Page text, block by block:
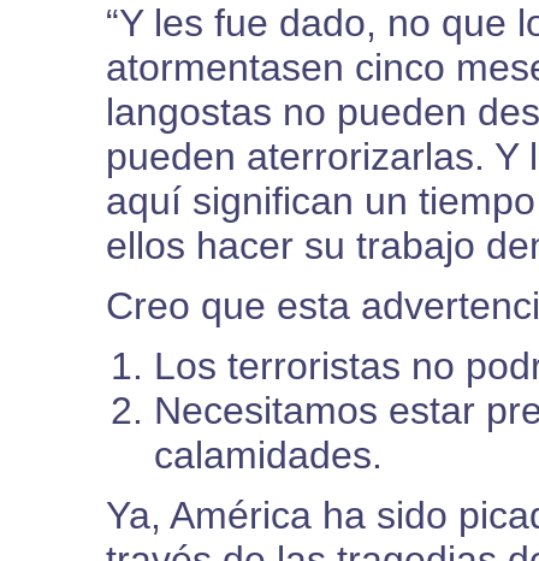
“Y les fue dado, no que
atormentasen cinco
langostas no pueden
pueden aterrorizarlas. Y
aquí significan un
ellos hacer su trabajo
Creo que esta
Los terroristas no
Necesitamos estar
calamidades.
Ya, América ha sido